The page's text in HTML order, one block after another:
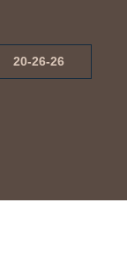
20-26-26